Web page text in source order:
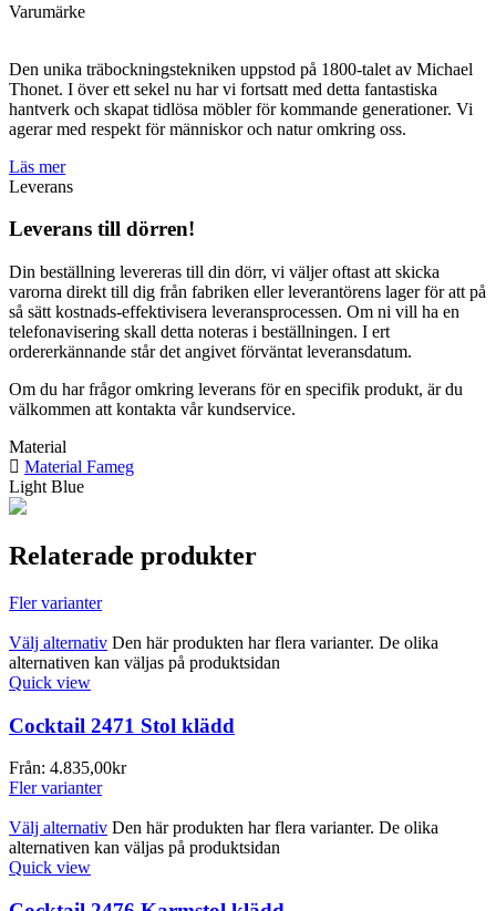
Varumärke
Den unika träbockningstekniken uppstod på 1800-talet av Michael
Thonet. I över ett sekel nu har vi fortsatt med detta fantastiska
hantverk och skapat tidlösa möbler för kommande generationer. Vi
agerar med respekt för människor och natur omkring oss.
Läs mer
Leverans
Leverans till dörren!
Din beställning levereras till din dörr, vi väljer oftast att skicka
varorna direkt till dig från fabriken eller leverantörens lager för att på
så sätt kostnads-effektivisera leveransprocessen. Om ni vill ha en
telefonavisering skall detta noteras i beställningen. I ert
ordererkännande står det angivet förväntat leveransdatum.
Om du har frågor omkring leverans för en specifik produkt, är du
välkommen att kontakta vår kundservice.
Material
Material Fameg
Light Blue
Relaterade produkter
Fler varianter
Välj alternativ Den här produkten har flera varianter. De olika
alternativen kan väljas på produktsidan
Quick view
Cocktail 2471 Stol klädd
Från: 4.835,00kr
Fler varianter
Välj alternativ Den här produkten har flera varianter. De olika
alternativen kan väljas på produktsidan
Quick view